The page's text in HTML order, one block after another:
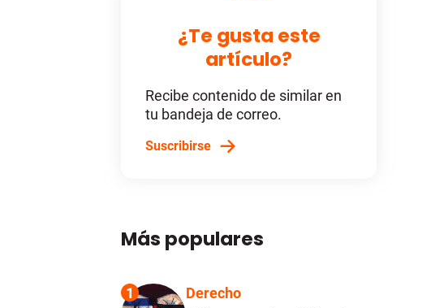
¿Te gusta este
artículo?
Recibe contenido de similar en
tu bandeja de correo.
Suscribirse
Más populares
1 Derecho